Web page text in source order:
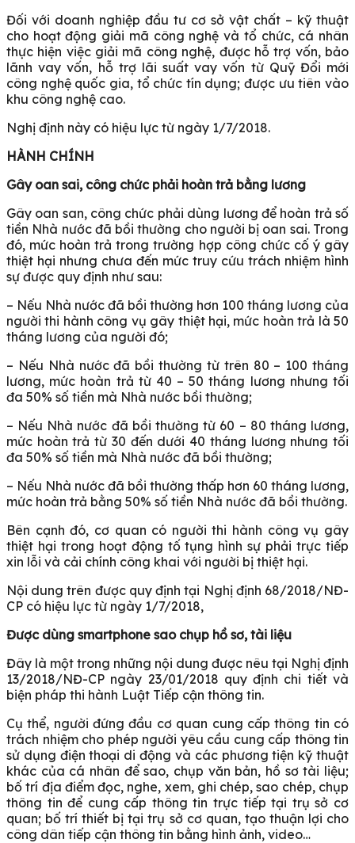
Đối với doanh nghiệp đầu tư cơ sở vật chất – kỹ thuật
cho hoạt động giải mã công nghệ và tổ chức, cá nhân
thực hiện việc giải mã công nghệ, được hỗ trợ vốn, bảo
lãnh vay vốn, hỗ trợ lãi suất vay vốn từ Quỹ Đổi mới
công nghệ quốc gia, tổ chức tín dụng; được ưu tiên vào
khu công nghệ cao.
Nghị định này có hiệu lực từ ngày 1/7/2018.
HÀNH CHÍNH
Gây oan sai, công chức phải hoàn trả bằng lương
Gây oan san, công chức phải dùng lương để hoàn trả số
tiền Nhà nước đã bồi thường cho người bị oan sai. Trong
đó, mức hoàn trả trong trường hợp công chức cố ý gây
thiệt hại nhưng chưa đến mức truy cứu trách nhiệm hình
sự được quy định như sau:
– Nếu Nhà nước đã bồi thường hơn 100 tháng lương của
người thi hành công vụ gây thiệt hại, mức hoàn trả là 50
tháng lương của người đó;
– Nếu Nhà nước đã bồi thường từ trên 80 – 100 tháng
lương, mức hoàn trả từ 40 – 50 tháng lương nhưng tối
đa 50% số tiền mà Nhà nước bồi thường;
– Nếu Nhà nước đã bồi thường từ 60 – 80 tháng lương,
mức hoàn trả từ 30 đến dưới 40 tháng lương nhưng tối
đa 50% số tiền mà Nhà nước đã bồi thường;
– Nếu Nhà nước đã bồi thường thấp hơn 60 tháng lương,
mức hoàn trả bằng 50% số tiền Nhà nước đã bồi thường.
Bên cạnh đó, cơ quan có người thi hành công vụ gây
thiệt hại trong hoạt động tố tụng hình sự phải trực tiếp
xin lỗi và cải chính công khai với người bị thiệt hại.
Nội dung trên được quy định tại Nghị định 68/2018/NĐ-
CP có hiệu lực từ ngày 1/7/2018,
Được dùng smartphone sao chụp hồ sơ, tài liệu
Đây là một trong những nội dung được nêu tại Nghị định
13/2018/NĐ-CP ngày 23/01/2018 quy định chi tiết và
biện pháp thi hành Luật Tiếp cận thông tin.
Cụ thể, người đứng đầu cơ quan cung cấp thông tin có
trách nhiệm cho phép người yêu cầu cung cấp thông tin
sử dụng điện thoại di động và các phương tiện kỹ thuật
khác của cá nhân để sao, chụp văn bản, hồ sơ tài liệu;
bố trí địa điểm đọc, nghe, xem, ghi chép, sao chép, chụp
thông tin để cung cấp thông tin trực tiếp tại trụ sở cơ
quan; bố trí thiết bị tại trụ sở cơ quan, tạo thuận lợi cho
công dân tiếp cận thông tin bằng hình ảnh, video…